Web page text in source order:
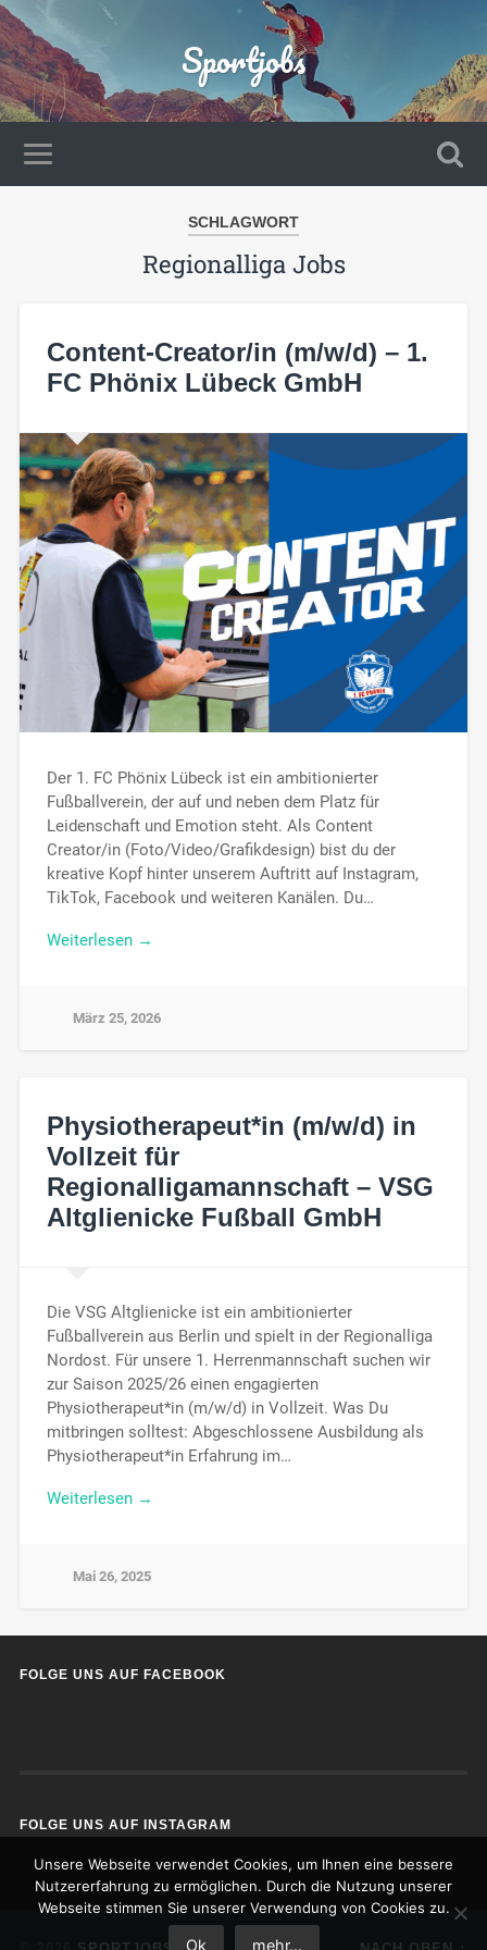
Sportjobs
SCHLAGWORT
Regionalliga Jobs
Content-Creator/in (m/w/d) – 1.
FC Phönix Lübeck GmbH
Der 1. FC Phönix Lübeck ist ein ambitionierter
Fußballverein, der auf und neben dem Platz für
Leidenschaft und Emotion steht. Als Content
Creator/in (Foto/Video/Grafikdesign) bist du der
kreative Kopf hinter unserem Auftritt auf Instagram,
TikTok, Facebook und weiteren Kanälen. Du…
Weiterlesen →
März 25, 2026
Physiotherapeut*in (m/w/d) in
Vollzeit für
Regionalligamannschaft – VSG
Altglienicke Fußball GmbH
Die VSG Altglienicke ist ein ambitionierter
Fußballverein aus Berlin und spielt in der Regionalliga
Nordost. Für unsere 1. Herrenmannschaft suchen wir
zur Saison 2025/26 einen engagierten
Physiotherapeut*in (m/w/d) in Vollzeit. Was Du
mitbringen solltest: Abgeschlossene Ausbildung als
Physiotherapeut*in Erfahrung im…
Weiterlesen →
Mai 26, 2025
FOLGE UNS AUF FACEBOOK
FOLGE UNS AUF INSTAGRAM
Unsere Webseite verwendet Cookies, um Ihnen eine bessere
Nutzererfahrung zu ermöglichen. Durch die Nutzung unserer
Webseite stimmen Sie unserer Verwendung von Cookies zu.
Ok mehr...